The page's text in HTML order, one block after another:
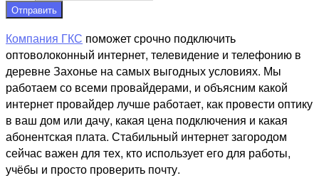
Отправить
Компания ГКС поможет срочно подключить
оптоволоконный интернет, телевидение и телефонию в
деревне Захонье на самых выгодных условиях. Мы
работаем со всеми провайдерами, и объясним какой
интернет провайдер лучше работает, как провести оптику
в ваш дом или дачу, какая цена подключения и какая
абонентская плата. Стабильный интернет загородом
сейчас важен для тех, кто использует его для работы,
учёбы и просто проверить почту.